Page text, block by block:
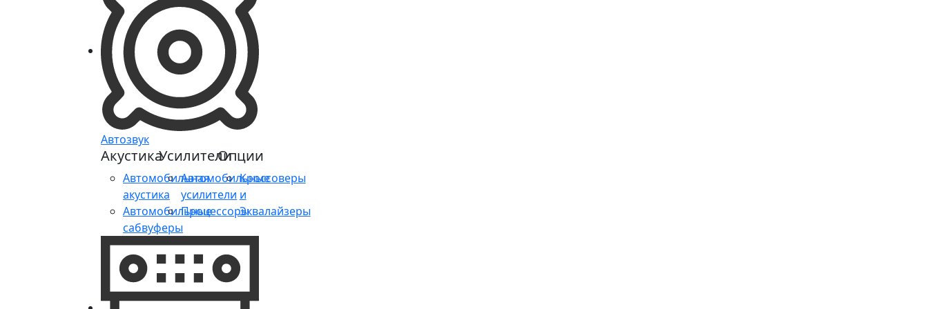
Автозвук
Акустика
Автомобильная
акустика
Автомобильные
сабвуферы
Усилители
Автомобильные
усилители
Процессоры
Опции
Кроссоверы
и
Эквалайзеры